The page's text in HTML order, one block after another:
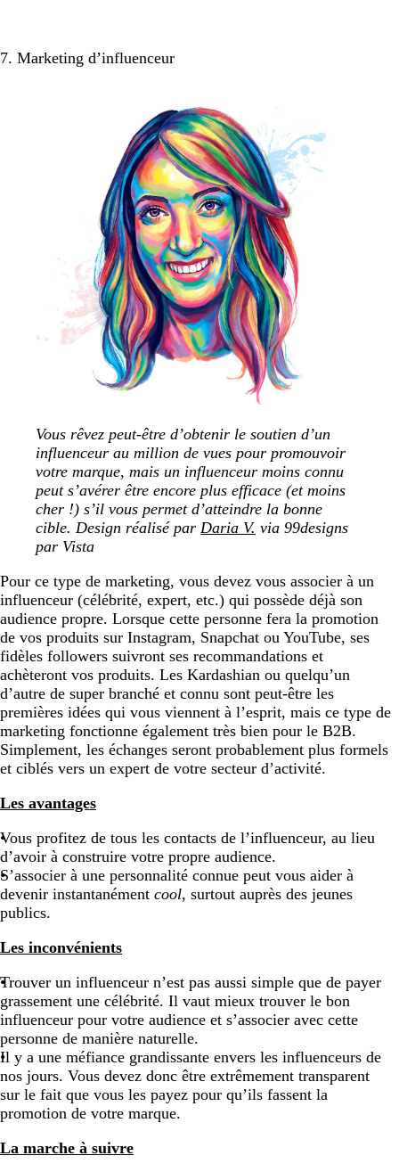
7. Marketing d’influenceur
Vous rêvez peut-être d’obtenir le soutien d’un
influenceur au million de vues pour promouvoir
votre marque, mais un influenceur moins connu
peut s’avérer être encore plus efficace (et moins
cher !) s’il vous permet d’atteindre la bonne
cible. Design réalisé par Daria V. via 99designs
par Vista
Pour ce type de marketing, vous devez vous associer à un
influenceur (célébrité, expert, etc.) qui possède déjà son
audience propre. Lorsque cette personne fera la promotion
de vos produits sur Instagram, Snapchat ou YouTube, ses
fidèles followers suivront ses recommandations et
achèteront vos produits. Les Kardashian ou quelqu’un
d’autre de super branché et connu sont peut-être les
premières idées qui vous viennent à l’esprit, mais ce type de
marketing fonctionne également très bien pour le B2B.
Simplement, les échanges seront probablement plus formels
et ciblés vers un expert de votre secteur d’activité.
Les avantages
Vous profitez de tous les contacts de l’influenceur, au lieu
d’avoir à construire votre propre audience.
S’associer à une personnalité connue peut vous aider à
devenir instantanément cool, surtout auprès des jeunes
publics.
Les inconvénients
Trouver un influenceur n’est pas aussi simple que de payer
grassement une célébrité. Il vaut mieux trouver le bon
influenceur pour votre audience et s’associer avec cette
personne de manière naturelle.
Il y a une méfiance grandissante envers les influenceurs de
nos jours. Vous devez donc être extrêmement transparent
sur le fait que vous les payez pour qu’ils fassent la
promotion de votre marque.
La marche à suivre